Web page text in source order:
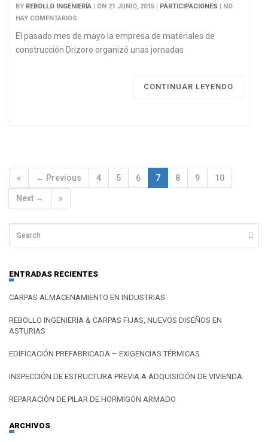
BY REBOLLO INGENIERÍA | ON 21 JUNIO, 2015 | PARTICIPACIONES | NO
HAY COMENTARIOS
El pasado mes de mayo la empresa de materiales de
construcción Drizoro organizó unas jornadas
CONTINUAR LEYENDO
« ← Previous 4 5 6 7 8 9 10
Next → »
ENTRADAS RECIENTES
CARPAS ALMACENAMIENTO EN INDUSTRIAS
REBOLLO INGENIERIA & CARPAS FIJAS, NUEVOS DISEÑOS EN
ASTURIAS
EDIFICACIÓN PREFABRICADA – EXIGENCIAS TÉRMICAS
INSPECCIÓN DE ESTRUCTURA PREVIA A ADQUISICIÓN DE VIVIENDA
REPARACIÓN DE PILAR DE HORMIGÓN ARMADO
ARCHIVOS